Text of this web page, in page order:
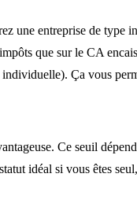
une entreprise de type
que sur le CA
Ça vous
Ce seuil
idéal si vous êtes